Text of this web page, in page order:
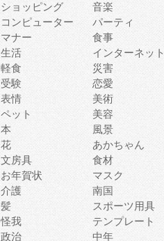
ショッピング
音楽
コンピューター
パーティ
マナー
食事
生活
インターネット
軽食
災害
受験
恋愛
表情
美術
ペット
美容
本
風景
花
あかちゃん
文房具
食材
お年賀状
マスク
介護
南国
髪
スポーツ用具
怪我
テンプレート
政治
中年